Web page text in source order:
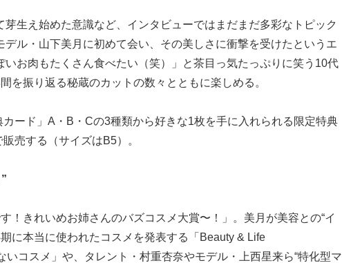
生え始めた意識など、インタビューではまだまだ多彩なトピック
ル・山下美月に初めて会い、その美しさに衝撃を受けたというエ
お肉もたくさん食べたい（笑）」と茶目っ気たっぷりに笑う10代
を振り返る秘蔵のカットの数々とともに楽しめる。
ード」A・B・Cの3種類から好きな1枚を手に入れられる限定特典
売する（サイズはB5）。
！きれいめお姉さんのバズコスメ大賞〜！」。美月が美容との“イ
に本当に使われたコスメを発表する「Beauty & Life
コスメ」や、タレント・村重杏奈やモデル・上西星来ら“特化型マ